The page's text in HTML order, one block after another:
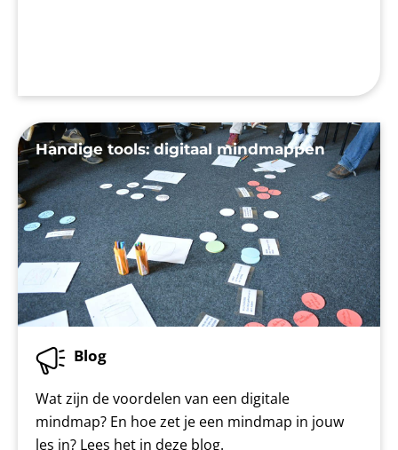
Handige tools: digitaal mindmappen
Blog
Wat zijn de voordelen van een digitale
mindmap? En hoe zet je een mindmap in jouw
les in? Lees het in deze blog.